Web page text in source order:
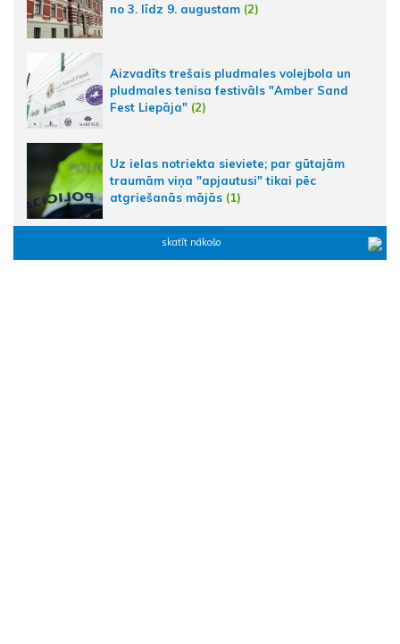
no 3. līdz 9. augustam (2)
Aizvadīts trešais pludmales volejbola un
pludmales tenisa festivāls "Amber Sand
Fest Liepāja" (2)
Uz ielas notriekta sieviete; par gūtajām
traumām viņa "apjautusi" tikai pēc
atgriešanās mājās (1)
skatīt nākošo